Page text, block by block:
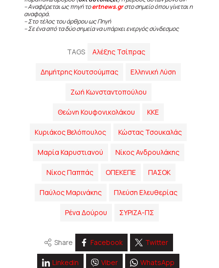
– Αναφέρεται ως πηγή τοertnews.grστο σημείο όπου γίνεται η
αναφορά.
– Στο τέλος του άρθρου ως Πηγή
– Σε ένα από τα δύο σημεία να υπάρχει ενεργός σύνδεσμος
TAGS Αλέξης Τσίπρας
Δημήτρης Κουτσούμπας Ελληνική Λύση
Ζωή Κωνσταντοπούλου
Θεώνη Κουφονικολάκου ΚΚΕ
Κυριάκος Βελόπουλος Κώστας Τσουκαλάς
Μαρία Καρυστιανού Νίκος Ανδρουλάκης
Νίκος Παππάς ΟΠΕΚΕΠΕ ΠΑΣΟΚ
Παύλος Μαρινάκης Πλεύση Ελευθερίας
Ρένα Δούρου ΣΥΡΙΖΑ-ΠΣ
Share Facebook Twitter
Linkedin Viber WhatsApp